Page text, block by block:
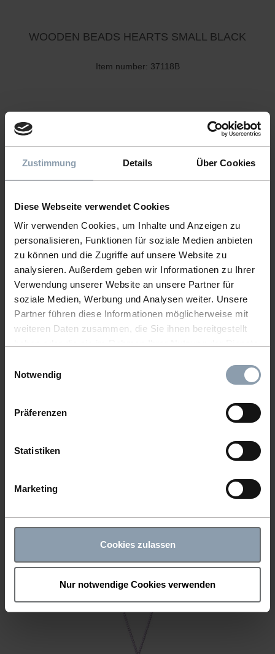
Zustimmung Details Über Cookies
Diese Webseite verwendet Cookies
Wir verwenden Cookies, um Inhalte und Anzeigen zu
personalisieren, Funktionen für soziale Medien anbieten
zu können und die Zugriffe auf unsere Website zu
analysieren. Außerdem geben wir Informationen zu Ihrer
Verwendung unserer Website an unsere Partner für
soziale Medien, Werbung und Analysen weiter. Unsere
Partner führen diese Informationen möglicherweise mit
weiteren Daten zusammen, die Sie ihnen bereitgestellt
Notwendig
Präferenzen
Statistiken
Marketing
Cookies zulassen
Nur notwendige Cookies verwenden
WOODEN BEADS HEARTS SMALL BLACK
Item number: 37118B
WOODEN BEADS HEARTS SMALL GREY
Item number: 37118G
WOODEN BEADS HEARTS SMALL RED